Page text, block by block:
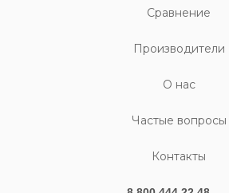
Cравнение
Производители
О нас
Частые вопросы
Контакты